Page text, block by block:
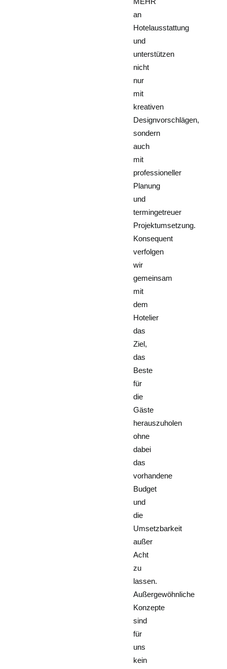
an
Hotelausstattung
und
unterstützen
nicht
nur
mit
kreativen
Designvorschlägen,
sondern
auch
mit
professioneller
Planung
und
termingetreuer
Projektumsetzung.
Konsequent
verfolgen
wir
gemeinsam
mit
dem
Hotelier
das
Ziel,
das
Beste
für
die
Gäste
herauszuholen
ohne
dabei
das
vorhandene
Budget
und
die
Umsetzbarkeit
außer
Acht
zu
lassen.
Außergewöhnliche
Konzepte
sind
für
uns
kein